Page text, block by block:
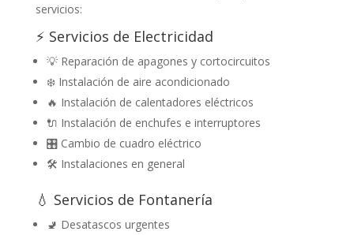
servicios:
⚡ Servicios de Electricidad
💡 Reparación de apagones y cortocircuitos
❄️ Instalación de aire acondicionado
🔥 Instalación de calentadores eléctricos
🔌 Instalación de enchufes e interruptores
🎛️ Cambio de cuadro eléctrico
🛠️ Instalaciones en general
💧 Servicios de Fontanería
🚽 Desatascos urgentes